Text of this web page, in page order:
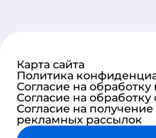
Карта сайта
Политика
Согласие на
Согласие на
Согласие на
рекламных рассылок